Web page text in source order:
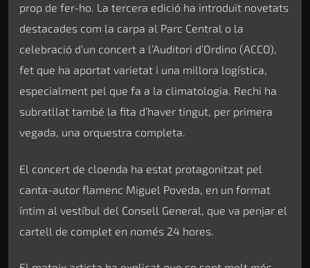
prop de fer-ho. La tercera edició ha introduït novetats
destacades com la carpa al Parc Central o la
celebració d’un concert a l’Auditori d’Ordino (ACCO),
fet que ha aportat varietat i una millora logística,
especialment pel que fa a la climatologia. Rechi ha
subratllat també la fita d’haver tingut, per primera
vegada, una orquestra completa.
El concert de cloenda ha estat protagonitzat pel
canta-autor flamenc Miguel Poveda, en un format
íntim al vestíbul del Consell General, que va penjar el
cartell de complet en només 24 hores.